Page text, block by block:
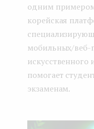
одним
корейская
мобильных/веб-
искусственного
помогает
экзаменам.